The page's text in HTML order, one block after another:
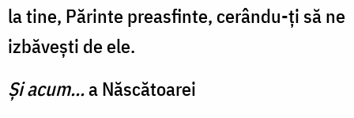
la tine, Părinte preasfinte, cerându-ți să ne
izbăvești de ele.
Și acum...a Născătoarei